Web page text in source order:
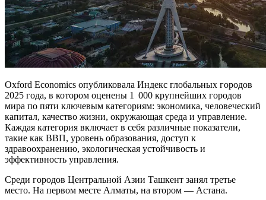
Oxford Economics опубликовала Индекс глобальных городов
2025 года, в котором оценены 1 000 крупнейших городов
мира по пяти ключевым категориям: экономика, человеческий
капитал, качество жизни, окружающая среда и управление.
Каждая категория включает в себя различные показатели,
такие как ВВП, уровень образования, доступ к
здравоохранению, экологическая устойчивость и
эффективность управления.
Среди городов Центральной Азии Ташкент занял третье
место. На первом месте Алматы, на втором — Астана.